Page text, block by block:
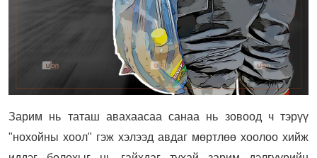
Зарим нь таташ авахаасаа санаа нь зовоод ч тэрүү
"нохойны хоол" гэж хэлээд авдаг мөртлөө хоолоо хийж